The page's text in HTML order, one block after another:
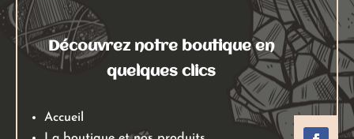
Découvrez notre boutique en
quelques clics
Accueil